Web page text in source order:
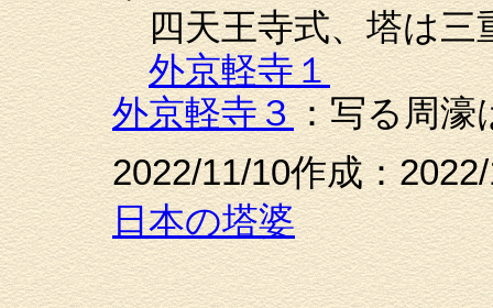
四天王寺式、塔は三
外京軽寺１
外京軽寺３：写る周濠
2022/11/10作成：
日本の塔婆